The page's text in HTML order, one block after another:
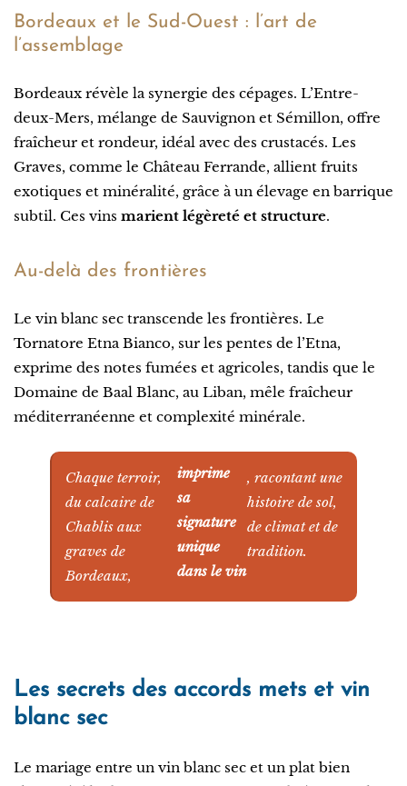
Bordeaux et le Sud-Ouest : l’art de
l’assemblage
Bordeaux révèle la synergie des cépages. L’Entre-
deux-Mers, mélange de Sauvignon et Sémillon, offre
fraîcheur et rondeur, idéal avec des crustacés. Les
Graves, comme le Château Ferrande, allient fruits
exotiques et minéralité, grâce à un élevage en barrique
subtil. Ces vins marient légèreté et structure.
Au-delà des frontières
Le vin blanc sec transcende les frontières. Le
Tornatore Etna Bianco, sur les pentes de l’Etna,
exprime des notes fumées et agricoles, tandis que le
Domaine de Baal Blanc, au Liban, mêle fraîcheur
méditerranéenne et complexité minérale.
Chaque terroir,
du calcaire de
Chablis aux
graves de
Bordeaux,
imprime
sa
signature
unique
dans le vin
, racontant une
histoire de sol,
de climat et de
tradition.
Les secrets des accords mets et vin
blanc sec
Le mariage entre un vin blanc sec et un plat bien